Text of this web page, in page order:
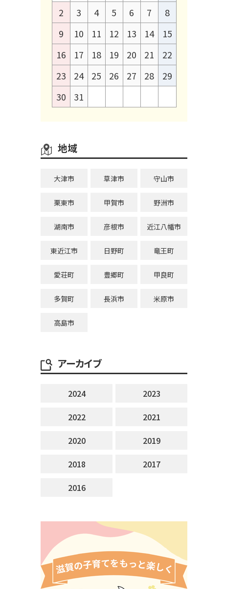
2
3 4 5 6 7
8
9
10 11 12 13 14
15
16
17 18 19 20 21
22
23
24 25 26 27 28
29
30
31
地域
大津市 草津市 守山市
栗東市 甲賀市 野洲市
湖南市 彦根市 近江八幡市
東近江市 日野町 竜王町
愛荘町 豊郷町 甲良町
多賀町 長浜市 米原市
高島市
アーカイブ
2024
2023
2022
2021
2020
2019
2018
2017
2016